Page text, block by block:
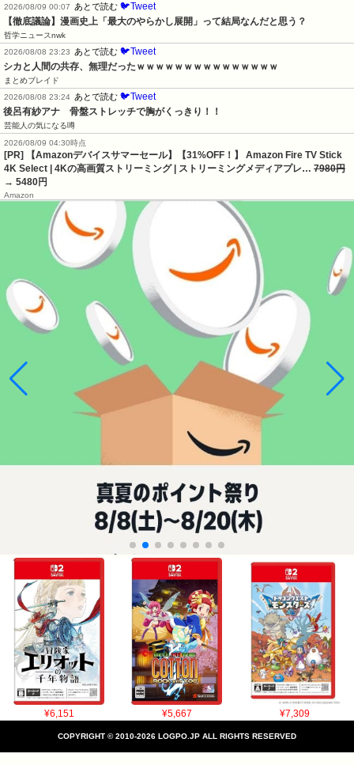
2026/08/09 00:07
あとで読む 🐦Tweet
【徹底議論】漫画史上「最大のやらかし展開」って結局なんだと思う？
哲学ニュースnwk
2026/08/08 23:23
あとで読む 🐦Tweet
シカと人間の共存、無理だったｗｗｗｗｗｗｗｗｗｗｗｗｗｗｗ
まとめブレイド
2026/08/08 23:24 あとで読む 🐦Tweet
後呂有紗アナ　骨盤ストレッチで胸がくっきり！！
芸能人の気になる噂
2026/08/09 04:30時点
[PR] 【Amazonデバイスサマーセール】【31%OFF！】 Amazon Fire TV Stick
4K Select | 4Kの高画質ストリーミング | ストリーミングメディアプレ… 7980円
→ 5480円
Amazon
¥6,151 ¥5,667 ¥7,309
COPYRIGHT © 2010-2026 LOGPO.JP ALL RIGHTS RESERVED